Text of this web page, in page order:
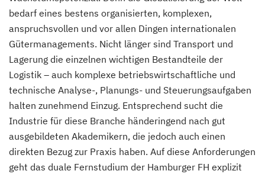
bedarf eines bestens organisierten, komplexen,
anspruchsvollen und vor allen Dingen internationalen
Gütermanagements. Nicht länger sind Transport und
Lagerung die einzelnen wichtigen Bestandteile der
Logistik – auch komplexe betriebswirtschaftliche und
technische Analyse-, Planungs- und Steuerungsaufgaben
halten zunehmend Einzug. Entsprechend sucht die
Industrie für diese Branche händeringend nach gut
ausgebildeten Akademikern, die jedoch auch einen
direkten Bezug zur Praxis haben. Auf diese Anforderungen
geht das duale Fernstudium der Hamburger FH explizit